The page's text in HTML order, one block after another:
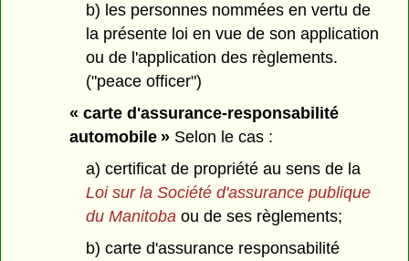
b) les personnes nommées en vertu de
la présente loi en vue de son application
ou de l'application des règlements.
("peace officer")
« carte d'assurance-responsabilité
automobile » Selon le cas :
a) certificat de propriété au sens de la
Loi sur la Société d'assurance publique
du Manitobaou de ses règlements;
b) carte d'assurance responsabilité